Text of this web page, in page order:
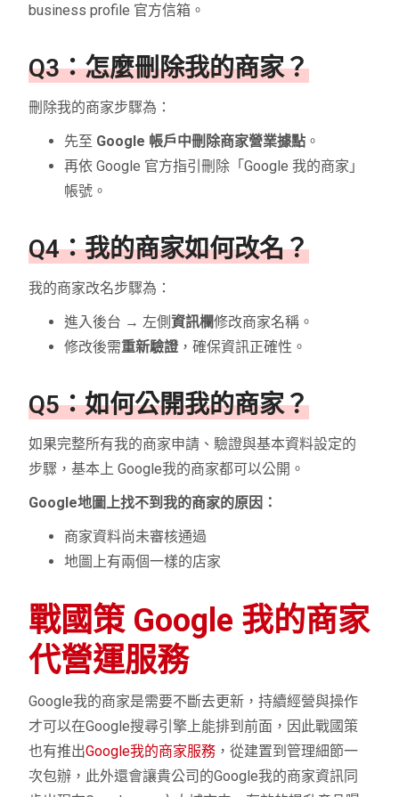
business profile 官方信箱。
Q3：怎麼刪除我的商家？
刪除我的商家步驟為：
先至 Google 帳戶中刪除商家營業據點 。
再依 Google 官方指引刪除「Google 我的商家」
帳號。
Q4：我的商家如何改名？
我的商家改名步驟為：
進入後台 → 左側資訊欄修改商家名稱。
修改後需重新驗證 ，確保資訊正確性。
Q5：如何公開我的商家？
如果完整所有我的商家申請、驗證與基本資料設定的
步驟，基本上 Google我的商家都可以公開。
Google地圖上找不到我的商家的原因：
商家資料尚未審核通過
地圖上有兩個一樣的店家
戰國策 Google 我的商家
代營運服務
Google我的商家是需要不斷去更新，持續經營與操作
才可以在Google搜尋引擎上能排到前面，因此戰國策
也有推出Google我的商家服務 ，從建置到管理細節一
次包辦，此外還會讓貴公司的Google我的商家資訊同